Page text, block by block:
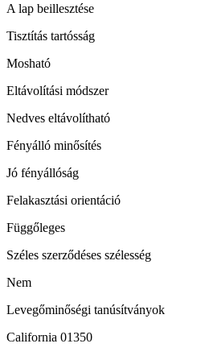
A lap beillesztése
Tisztítás tartósság
Mosható
Eltávolítási módszer
Nedves eltávolítható
Fényálló minősítés
Jó fényállóság
Felakasztási orientáció
Függőleges
Széles szerződéses szélesség
Nem
Levegőminőségi tanúsítványok
California 01350